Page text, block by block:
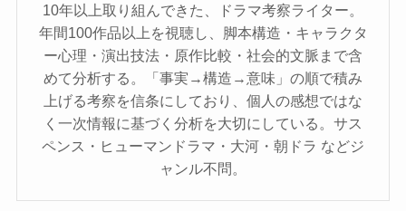
10年以上取り組んできた、ドラマ考察ライター。
年間100作品以上を視聴し、脚本構造・キャラクタ
ー心理・演出技法・原作比較・社会的文脈まで含
めて分析する。「事実→構造→意味」の順で積み
上げる考察を信条にしており、個人の感想ではな
く一次情報に基づく分析を大切にしている。サス
ペンス・ヒューマンドラマ・大河・朝ドラ などジ
ャンル不問。